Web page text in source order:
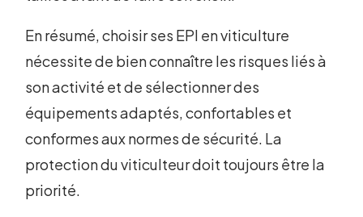
En résumé, choisir ses EPI en viticulture
nécessite de bien connaître les risques liés à
son activité et de sélectionner des
équipements adaptés, confortables et
conformes aux normes de sécurité. La
protection du viticulteur doit toujours être la
priorité.